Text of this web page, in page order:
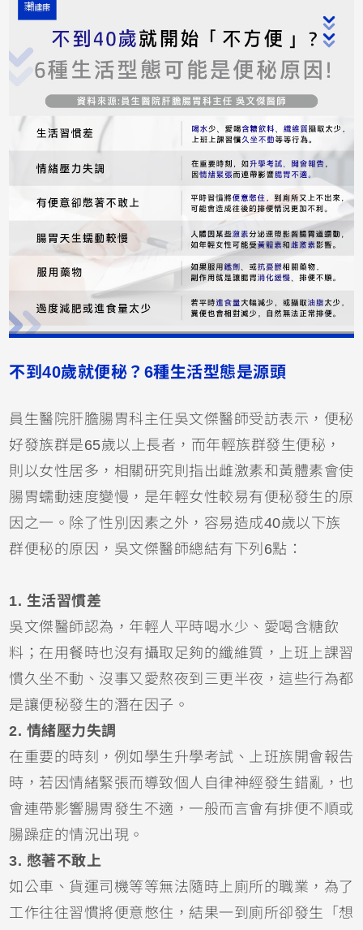
不到40歲就便秘？6種生活型態是源頭
員生醫院肝膽腸胃科主任吳文傑醫師受訪表示，便秘
好發族群是65歲以上長者，而年輕族群發生便秘，
則以女性居多，相關研究則指出雌激素和黃體素會使
腸胃蠕動速度變慢，是年輕女性較易有便秘發生的原
因之一。除了性別因素之外，容易造成40歲以下族
群便秘的原因，吳文傑醫師總結有下列6點：
1. 生活習慣差
吳文傑醫師認為，年輕人平時喝水少、愛喝含糖飲
料；在用餐時也沒有攝取足夠的纖維質，上班上課習
慣久坐不動、沒事又愛熬夜到三更半夜，這些行為都
是讓便秘發生的潛在因子。
2. 情緒壓力失調
在重要的時刻，例如學生升學考試、上班族開會報告
時，若因情緒緊張而導致個人自律神經發生錯亂，也
會連帶影響腸胃發生不適，一般而言會有排便不順或
腸躁症的情況出現。
3. 憋著不敢上
如公車、貨運司機等等無法隨時上廁所的職業，為了
工作往往習慣將便意憋住，結果一到廁所卻發生「想